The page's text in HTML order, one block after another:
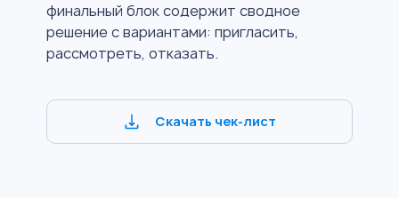
финальный блок содержит сводное
решение с вариантами: пригласить,
рассмотреть, отказать.
Скачать чек-лист